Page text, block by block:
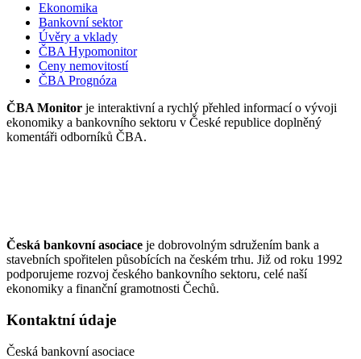
Ekonomika
Bankovní sektor
Úvěry a vklady
ČBA Hypomonitor
Ceny nemovitostí
ČBA Prognóza
ČBA Monitor je interaktivní a rychlý přehled informací o vývoji
ekonomiky a bankovního sektoru v České republice doplněný
komentáři odborníků ČBA.
Česká bankovní asociace je dobrovolným sdružením bank a
stavebních spořitelen působících na českém trhu. Již od roku 1992
podporujeme rozvoj českého bankovního sektoru, celé naší
ekonomiky a finanční gramotnosti Čechů.
Kontaktní údaje
Česká bankovní asociace